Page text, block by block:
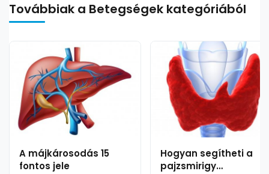
Továbbiak a Betegségek kategóriából
A májkárosodás 15
fontos jele
Hogyan segítheti a
pajzsmirigy